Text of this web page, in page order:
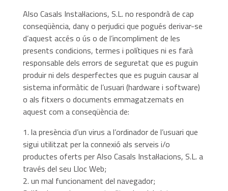
Also Casals Instal·lacions, S.L. no respondrà de cap
conseqüència, dany o perjudici que pogués derivar-se
d’aquest accés o ús o de l’incompliment de les
presents condicions, termes i polítiques ni es farà
responsable dels errors de seguretat que es puguin
produir ni dels desperfectes que es puguin causar al
sistema informàtic de l’usuari (hardware i software)
o als fitxers o documents emmagatzemats en
aquest com a conseqüència de:
la presència d’un virus a l’ordinador de l’usuari que
sigui utilitzat per la connexió als serveis i/o
productes oferts per Also Casals Instal·lacions, S.L. a
través del seu Lloc Web;
un mal funcionament del navegador;